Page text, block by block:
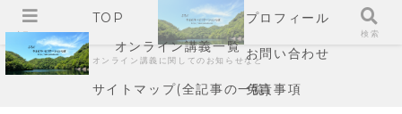
TOP
プロフィール
オンライン講義一覧
オンライン講義に関してのお知らせなどお問い合わせ
サイトマップ(全記事の一覧)免責事項
メニュー 検索